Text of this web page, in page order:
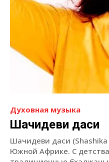
Духовная музыка
Шачидеви даси
Шачидеви даси
Южной Африке. С